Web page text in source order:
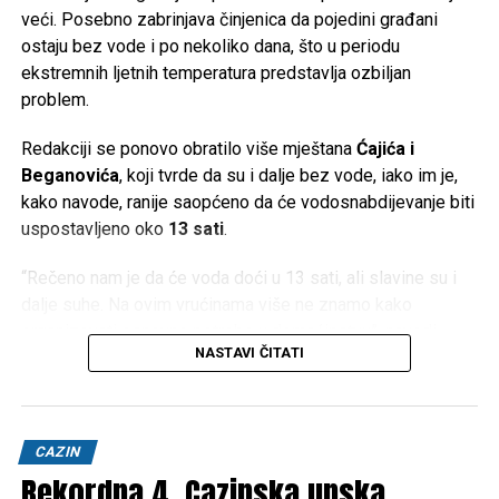
veći. Posebno zabrinjava činjenica da pojedini građani
ostaju bez vode i po nekoliko dana, što u periodu
ekstremnih ljetnih temperatura predstavlja ozbiljan
problem.
Redakciji se ponovo obratilo više mještana Ćajića i
Beganovića, koji tvrde da su i dalje bez vode, iako im je,
kako navode, ranije saopćeno da će vodosnabdijevanje biti
uspostavljeno oko 13 sati.
“Rečeno nam je da će voda doći u 13 sati, ali slavine su i
organizovati osnovne potrebe u domaćinstvu”, navodi
Temperature koje ovih dana prelaze40 stepeni Celzijusa
samo na piće i pripremu hrane, već i na održavanje higijene,
napajanje stoke, zalijevanje vrtova i normalno
NASTAVI ČITATI
CAZIN